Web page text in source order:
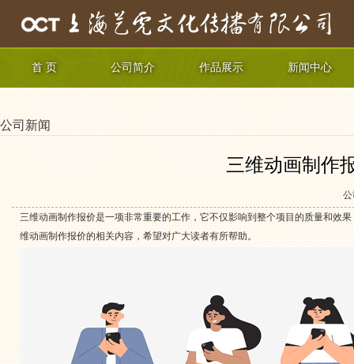
首 页 公司简介 作品展示 新闻中心
公司新闻
三维动画制作
公
三维动画制作报价是一项非常重要的工作，它不仅影响到整个项目的质量和效
维动画制作报价的相关内容，希望对广大读者有所帮助。